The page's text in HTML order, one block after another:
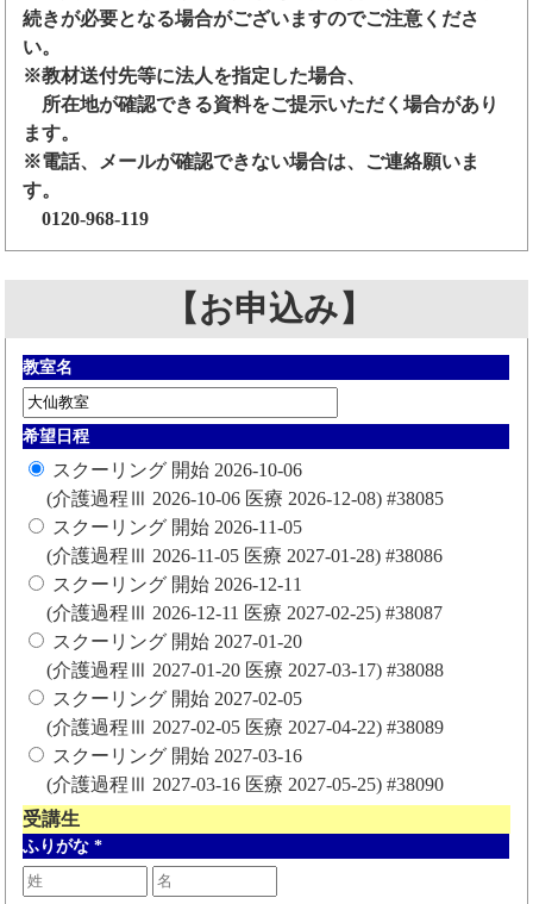
続きが必要となる場合がございますのでご注意くださ
い。
※教材送付先等に法人を指定した場合、
所在地が確認できる資料をご提示いただく場合があり
ます。
※電話、メールが確認できない場合は、ご連絡願いま
す。
0120-968-119
【お申込み】
教室名
希望日程
スクーリング 開始 2026-10-06
(介護過程Ⅲ 2026-10-06 医療 2026-12-08) #38085
スクーリング 開始 2026-11-05
(介護過程Ⅲ 2026-11-05 医療 2027-01-28) #38086
スクーリング 開始 2026-12-11
(介護過程Ⅲ 2026-12-11 医療 2027-02-25) #38087
スクーリング 開始 2027-01-20
(介護過程Ⅲ 2027-01-20 医療 2027-03-17) #38088
スクーリング 開始 2027-02-05
(介護過程Ⅲ 2027-02-05 医療 2027-04-22) #38089
スクーリング 開始 2027-03-16
(介護過程Ⅲ 2027-03-16 医療 2027-05-25) #38090
受講生
ふりがな *